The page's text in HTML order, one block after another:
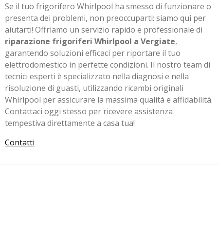
Se il tuo frigorifero Whirlpool ha smesso di funzionare o
presenta dei problemi, non preoccuparti: siamo qui per
aiutarti! Offriamo un servizio rapido e professionale di
riparazione frigoriferi Whirlpool a Vergiate,
garantendo soluzioni efficaci per riportare il tuo
elettrodomestico in perfette condizioni. Il nostro team di
tecnici esperti è specializzato nella diagnosi e nella
risoluzione di guasti, utilizzando ricambi originali
Whirlpool per assicurare la massima qualità e affidabilità.
Contattaci oggi stesso per ricevere assistenza
tempestiva direttamente a casa tua!
Contatti